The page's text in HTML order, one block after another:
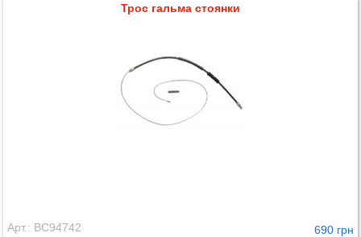
Трос гальма стоянки
Арт.: BC94742 690 грн